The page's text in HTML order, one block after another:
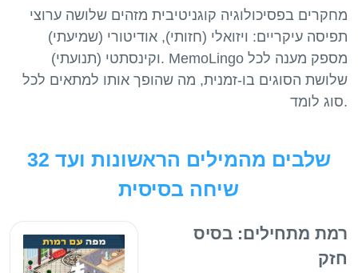
מחקרים בפסיכולוגיה קוגניטיבית מזהים שלושה ערוצי
תפיסה עיקריים: ויזואלי (חזותי), אודיטורי (שמיעתי)
וקינסתטי (תנועתי). MemoLingo מספק מענה לכל
שלושת הסוגים בו-זמנית, מה שהופך אותו למתאים לכל
32 שלבים מהמילים הראשונות ועד
שיחה בסיסית
רמת מתחילים: בסיס
חזק